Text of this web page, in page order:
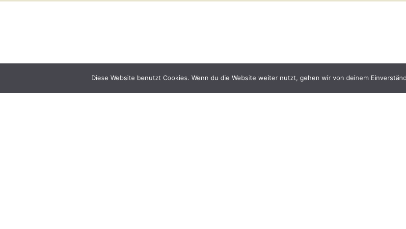
Diese Website benutzt Cookies. Wenn du die Website weiter nutzt, gehen wir von deinem